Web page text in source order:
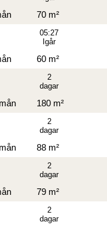
70 m²
60 m²
05:27
Igår
180 m²
2
dagar
88 m²
2
dagar
79 m²
2
dagar
2
dagar